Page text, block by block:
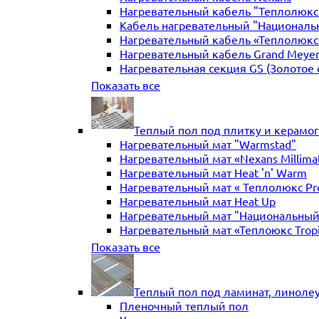
Нагревательный кабель
Кабель нагревательный
Нагревательный кабель
Нагревательный кабель Grand Meyer
Нагревательная секция GS (Золотое
Нагревательная секция "Теплый
Показать все
Теплый пол под плитку и
Нагревательный мат "Warmstad"
Нагревательный мат «Nexans
Нагревательный мат Heat 'n' Warm
Нагревательный мат « Теплолюкс
Нагревательный мат Heat Up
Нагревательный мат
Нагревательный мат «Теплоюкс
Нагревательный мат Electrolux
Нагревательные маты Золотое
Нагревательный мат "Теплый пол
Нагревательный мат WarmeEnergie
Мат нагревательный "Теплолюкс"
Показать все
Теплый пол под ламинат,
Пленочный теплый пол